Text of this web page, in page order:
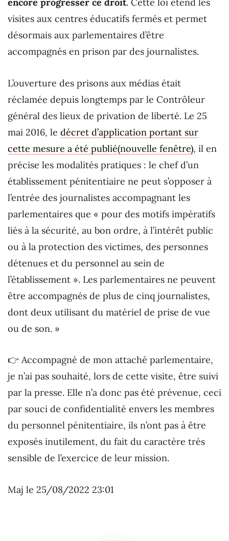
visites aux centres éducatifs fermés et permet
désormais aux parlementaires d’être
accompagnés en prison par des journalistes.
L’ouverture des prisons aux médias était
réclamée depuis longtemps par le Contrôleur
général des lieux de privation de liberté. Le 25
mai 2016, le décret d’application portant sur
cette mesure a été publié(nouvelle fenêtre), il en
précise les modalités pratiques : le chef d’un
établissement pénitentiaire ne peut s’opposer à
l’entrée des journalistes accompagnant les
parlementaires que « pour des motifs impératifs
liés à la sécurité, au bon ordre, à l’intérêt public
ou à la protection des victimes, des personnes
détenues et du personnel au sein de
l’établissement ». Les parlementaires ne peuvent
être accompagnés de plus de cinq journalistes,
dont deux utilisant du matériel de prise de vue
ou de son. »
👉 Accompagné de mon attaché parlementaire,
je n’ai pas souhaité, lors de cette visite, être suivi
par la presse. Elle n’a donc pas été prévenue, ceci
par souci de confidentialité envers les membres
du personnel pénitentiaire, ils n’ont pas à être
exposés inutilement, du fait du caractère très
sensible de l’exercice de leur mission.
Maj le 25/08/2022 23:01